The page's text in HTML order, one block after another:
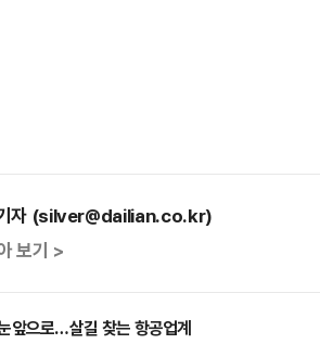
자 (silver@dailian.co.kr)
보기 >
앞으로…살길 찾는 항공업계